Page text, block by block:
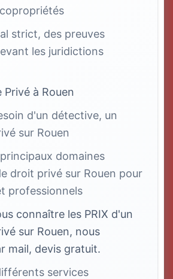
strict, des preuves
les juridictions
à Rouen
d'un détective, un
sur Rouen
domaines
droit privé sur Rouen pour
professionnels
connaître les PRIX d'un
sur Rouen, nous
mail, devis gratuit.
services